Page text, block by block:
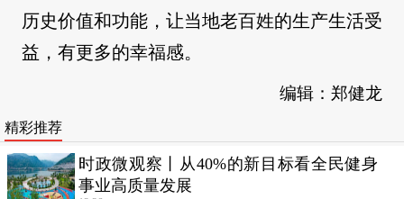
历史价值和功能，让当地老百姓的生产生活受
益，有更多的幸福感。
编辑：郑健龙
精彩推荐